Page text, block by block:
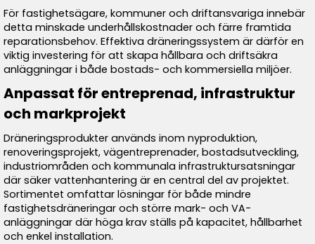
För fastighetsägare, kommuner och driftansvariga innebär
detta minskade underhållskostnader och färre framtida
reparationsbehov. Effektiva dräneringssystem är därför en
viktig investering för att skapa hållbara och driftsäkra
anläggningar i både bostads- och kommersiella miljöer.
Anpassat för entreprenad, infrastruktur
och markprojekt
Dräneringsprodukter används inom nyproduktion,
renoveringsprojekt, vägentreprenader, bostadsutveckling,
industriområden och kommunala infrastruktursatsningar
där säker vattenhantering är en central del av projektet.
Sortimentet omfattar lösningar för både mindre
fastighetsdräneringar och större mark- och VA-
anläggningar där höga krav ställs på kapacitet, hållbarhet
och enkel installation.